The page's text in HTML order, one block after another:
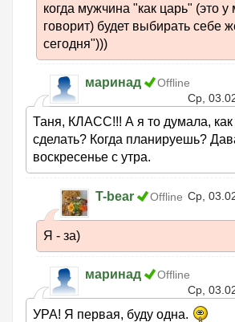
когда мужчина "как царь" (это
говорит) будет выбирать себе
сегодня")))
маринад
Offline
Ср,
Таня, КЛАСС!!! А я то думала,
сделать? Когда планируешь?
воскресенье с утра.
T-bear Offline Ср,
Я - за)
маринад
Offline
Ср,
УРА! Я первая, буду одна.